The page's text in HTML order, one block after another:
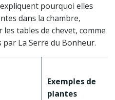
pourquoi elles
dans la chambre,
tables de chevet, comme
par La Serre du Bonheur.
Exemples de
plantes